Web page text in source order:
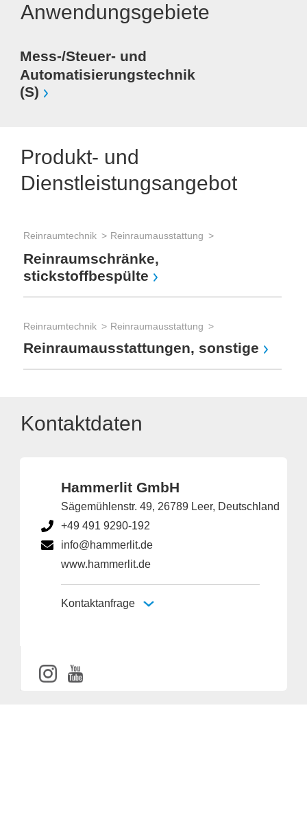
Anwendungsgebiete
Mess-/Steuer- und
Automatisierungstechnik
(S)
Produkt- und
Dienstleistungsangebot
Reinraumtechnik Reinraumausstattung
Reinraumschränke,
stickstoffbespülte
Reinraumtechnik Reinraumausstattung
Reinraumausstattungen, sonstige
Kontaktdaten
Hammerlit GmbH
Sägemühlenstr. 49, 26789 Leer, Deutschland
+49 491 9290-192
info@hammerlit.de
www.hammerlit.de
Kontaktanfrage